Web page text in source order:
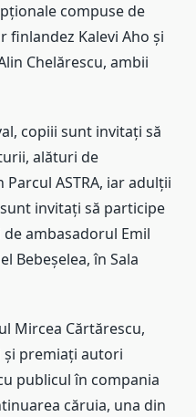
compuse de
Kalevi Aho și
Chelărescu, ambii
copiii sunt invitați să
alături de
ASTRA, iar adulții
invitați să participe
ambasadorul Emil
Bebeșelea, în Sala
Mircea Cărtărescu,
premiați autori
publicul în compania
căruia, una din